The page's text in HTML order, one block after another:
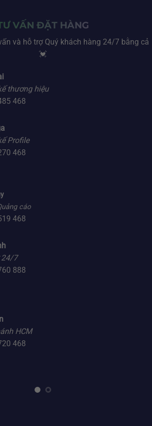
VẤN ĐẶT HÀNG
và hỗ trợ Quý khách hàng 24/7 bằng cả
💓
thương hiệu
468
Profile
468
cáo
468
24/7
888
HCM
468